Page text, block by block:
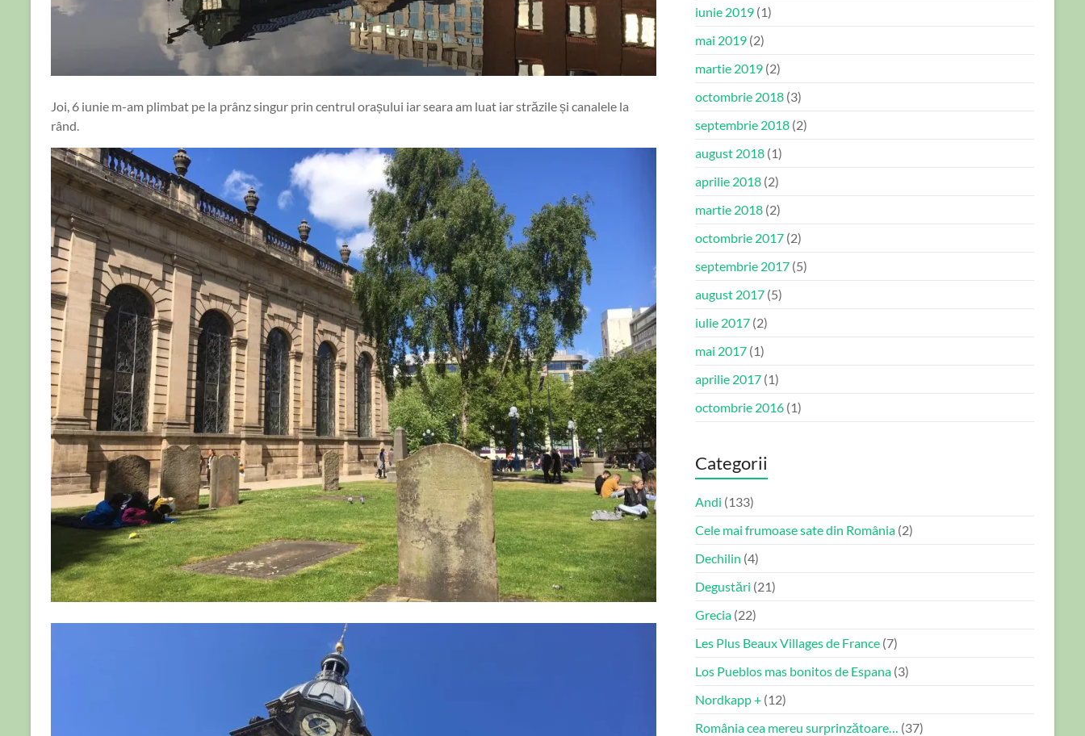
Joi, 6 iunie m-am plimbat pe la prânz singur prin centrul orașului iar seara am luat iar străzile și canalele la
rând.
iunie 2019 (1)
mai 2019 (2)
martie 2019 (2)
octombrie 2018 (3)
septembrie 2018 (2)
august 2018 (1)
aprilie 2018 (2)
martie 2018 (2)
octombrie 2017 (2)
septembrie 2017 (5)
august 2017 (5)
iulie 2017 (2)
mai 2017 (1)
aprilie 2017 (1)
octombrie 2016 (1)
Categorii
Andi (133)
Cele mai frumoase sate din România (2)
Dechilin (4)
Degustări (21)
Grecia (22)
Les Plus Beaux Villages de France (7)
Los Pueblos mas bonitos de Espana (3)
Nordkapp + (12)
România cea mereu surprinzătoare… (37)